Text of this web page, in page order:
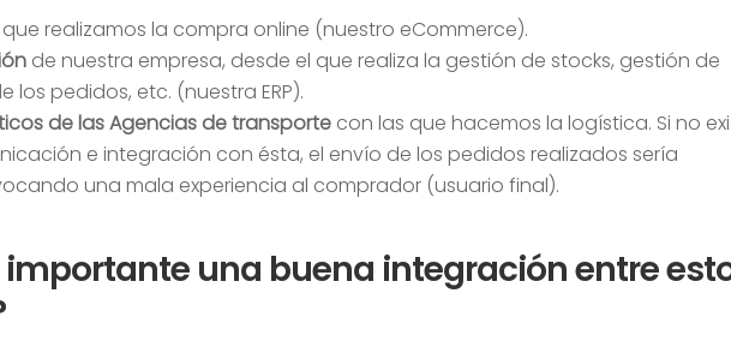
realizamos la compra online (nuestro eCommerce).
de nuestra empresa, desde el que realiza la gestión de stocks, gestión de
los pedidos, etc. (nuestra ERP).
de las Agencias de transporte con las que hacemos la logística. Si no
e integración con ésta, el envío de los pedidos realizados sería
una mala experiencia al comprador (usuario final).
importante una buena integración entre